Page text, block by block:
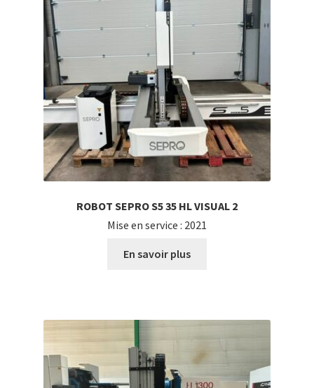
ROBOT SEPRO S5 35 HL VISUAL 2
Mise en service : 2021
En savoir plus